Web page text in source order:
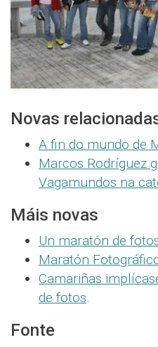
Novas
A fin do mundo de
Marcos Rodríguez
Vagamundos na
Máis novas
Un maratón de
Maratón
Camariñas
de fotos.
Fonte